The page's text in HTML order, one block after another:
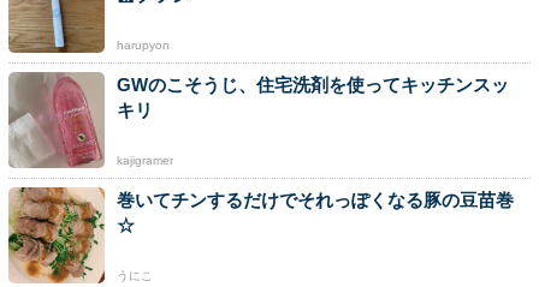
harupyon
GWのこそうじ、住宅洗剤を使ってキッチンスッ
キリ
kajigramer
巻いてチンするだけでそれっぽくなる豚の豆苗巻
☆
うにこ